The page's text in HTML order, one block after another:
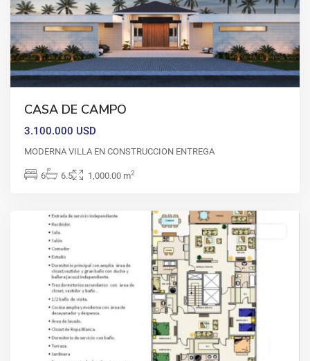
CASA DE CAMPO
3.100.000 USD
MODERNA VILLA EN CONSTRUCCION ENTREGA
6 6.5 1,000.00 m2
Santo